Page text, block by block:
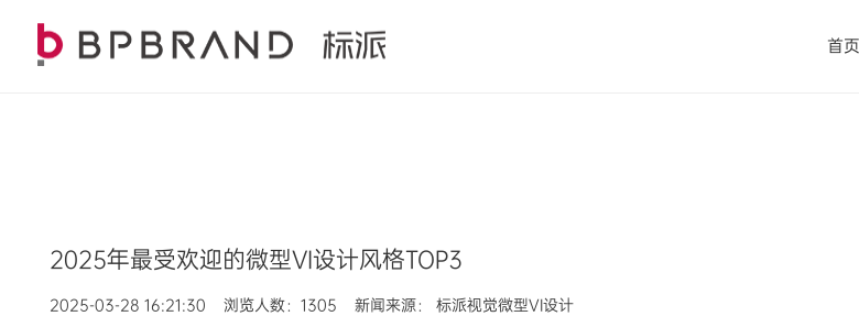
首页
2025年最受欢迎的微型VI设计风格TOP3
2025-03-28 16:21:30 浏览人数：1305 新闻来源： 标派视觉微型VI设计